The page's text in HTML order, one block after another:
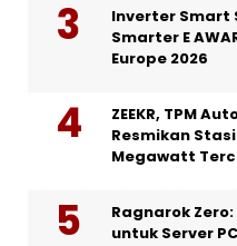
Inverter Smart
Smarter E
Europe 2026
ZEEKR, TPM
Resmikan
Megawatt
Ragnarok
untuk Server